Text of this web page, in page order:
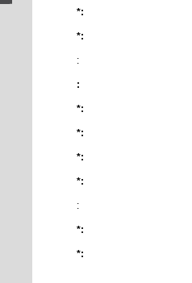
*:
*:
:
:
*:
*:
*:
*:
:
*:
*: